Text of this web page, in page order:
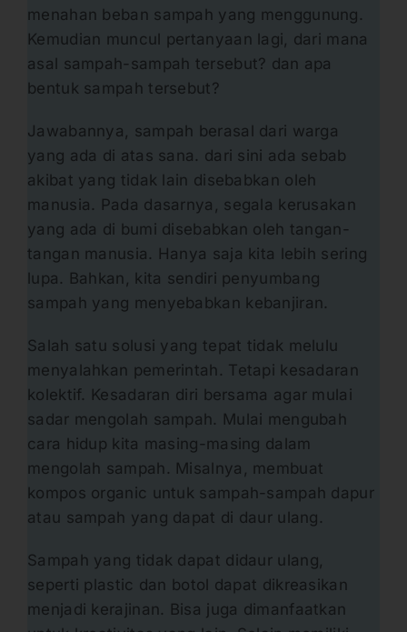
menahan beban sampah yang menggunung.
Kemudian muncul pertanyaan lagi, dari mana
asal sampah-sampah tersebut? dan apa
bentuk sampah tersebut?
Jawabannya, sampah berasal dari warga
yang ada di atas sana. dari sini ada sebab
akibat yang tidak lain disebabkan oleh
manusia. Pada dasarnya, segala kerusakan
yang ada di bumi disebabkan oleh tangan-
tangan manusia. Hanya saja kita lebih sering
lupa. Bahkan, kita sendiri penyumbang
sampah yang menyebabkan kebanjiran.
Salah satu solusi yang tepat tidak melulu
menyalahkan pemerintah. Tetapi kesadaran
kolektif. Kesadaran diri bersama agar mulai
sadar mengolah sampah. Mulai mengubah
cara hidup kita masing-masing dalam
mengolah sampah. Misalnya, membuat
kompos organic untuk sampah-sampah dapur
atau sampah yang dapat di daur ulang.
Sampah yang tidak dapat didaur ulang,
seperti plastic dan botol dapat dikreasikan
menjadi kerajinan. Bisa juga dimanfaatkan